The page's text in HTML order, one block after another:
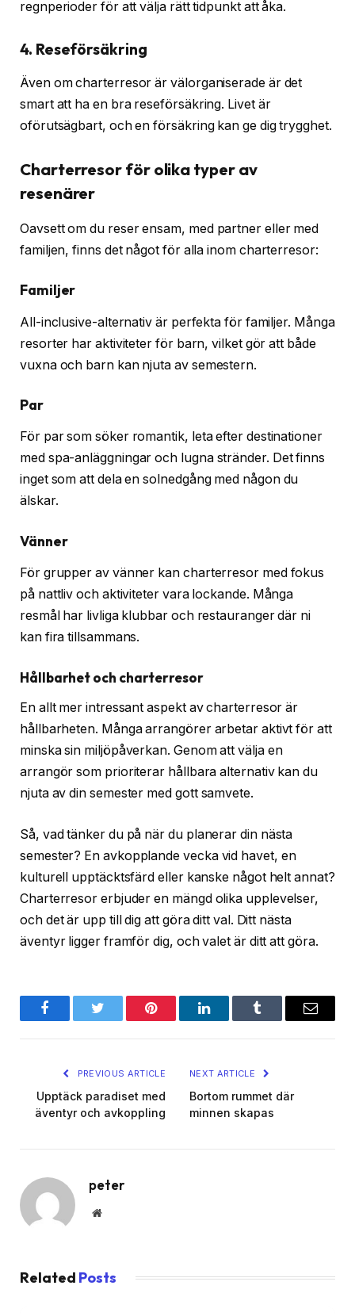
regnperioder för att välja rätt tidpunkt att åka.
4. Reseförsäkring
Även om charterresor är välorganiserade är det
smart att ha en bra reseförsäkring. Livet är
oförutsägbart, och en försäkring kan ge dig trygghet.
Charterresor för olika typer av
resenärer
Oavsett om du reser ensam, med partner eller med
familjen, finns det något för alla inom charterresor:
Familjer
All-inclusive-alternativ är perfekta för familjer. Många
resorter har aktiviteter för barn, vilket gör att både
vuxna och barn kan njuta av semestern.
Par
För par som söker romantik, leta efter destinationer
med spa-anläggningar och lugna stränder. Det finns
inget som att dela en solnedgång med någon du
älskar.
Vänner
För grupper av vänner kan charterresor med fokus
på nattliv och aktiviteter vara lockande. Många
resmål har livliga klubbar och restauranger där ni
kan fira tillsammans.
Hållbarhet och charterresor
En allt mer intressant aspekt av charterresor är
hållbarheten. Många arrangörer arbetar aktivt för att
minska sin miljöpåverkan. Genom att välja en
arrangör som prioriterar hållbara alternativ kan du
njuta av din semester med gott samvete.
Så, vad tänker du på när du planerar din nästa
semester? En avkopplande vecka vid havet, en
kulturell upptäcktsfärd eller kanske något helt annat?
Charterresor erbjuder en mängd olika upplevelser,
och det är upp till dig att göra ditt val. Ditt nästa
äventyr ligger framför dig, och valet är ditt att göra.
FacebookTwitter Pinterest LinkedInTumblr Email
PREVIOUS ARTICLE
Upptäck paradiset med
äventyr och avkoppling
NEXT ARTICLE
Bortom rummet där
minnen skapas
peter
Website
Related Posts